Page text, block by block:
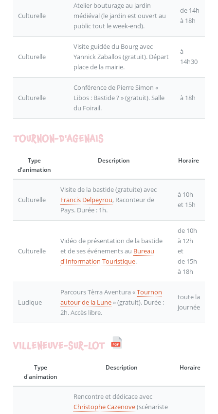
Culturelle
Atelier bouturage au jardin
médiéval (le jardin est ouvert au
public tout le week-end).
de 14h
à 18h
Culturelle
Visite guidée du Bourg avec
Yannick Zaballos (gratuit). Départ
place de la mairie.
à
14h30
Culturelle
Conférence de Pierre Simon «
Libos : Bastide ? » (gratuit). Salle
du Foirail.
à 18h
TOURNON-D'AGENAIS
Type
d'animation
Description Horaire
Culturelle
Visite de la bastide (gratuite) avec
Francis Delpeyrou, Raconteur de
Pays. Durée : 1h.
à 10h
et 15h
Culturelle
Vidéo de présentation de la bastide
et de ses événements au Bureau
d'Information Touristique.
de 10h
à 12h
et
de 15h
à 18h
Ludique
Parcours Tèrra Aventura «Tournon
autour de la Lune» (gratuit). Durée :
2h. Accès libre.
toute la
journée
VILLENEUVE-SUR-LOT
Type
d'animation
Description Horaire
Rencontre et dédicace avec
Christophe Cazenove(scénariste